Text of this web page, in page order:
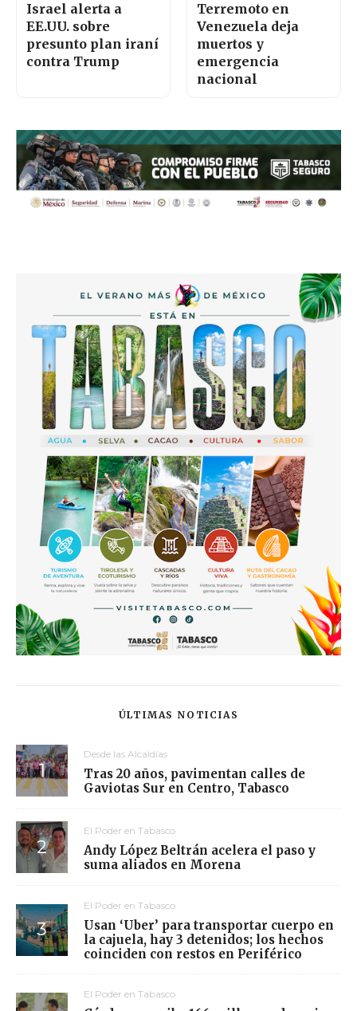
Israel alerta a
EE.UU. sobre
presunto plan iraní
contra Trump
Terremoto en
Venezuela deja
muertos y
emergencia
nacional
ÚLTIMAS NOTICIAS
Desde las Alcaldías
Tras 20 años, pavimentan calles de
Gaviotas Sur en Centro, Tabasco
El Poder en Tabasco
Andy López Beltrán acelera el paso y
suma aliados en Morena
El Poder en Tabasco
Usan ‘Uber’ para transportar cuerpo en
la cajuela, hay 3 detenidos; los hechos
coinciden con restos en Periférico
El Poder en Tabasco